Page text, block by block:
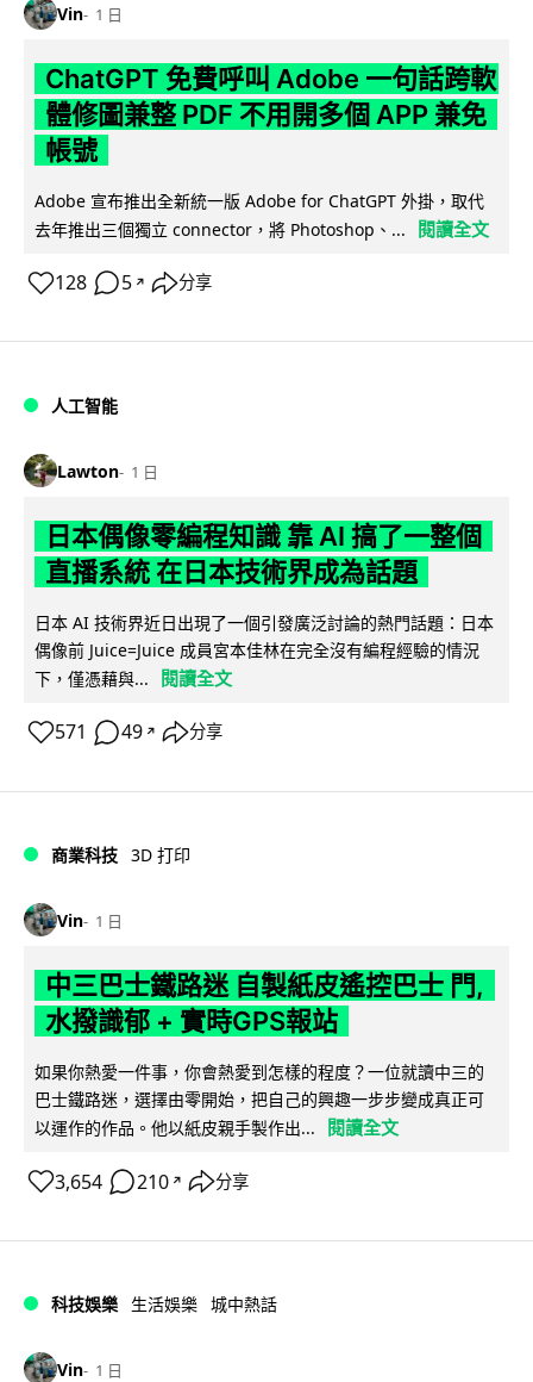
Vin 1 日
ChatGPT 免費呼叫 Adobe 一句話跨軟
體修圖兼整 PDF 不用開多個 APP 兼免
帳號
Adobe 宣布推出全新統一版 Adobe for ChatGPT 外掛，取代
去年推出三個獨立 connector，將 Photoshop、...
閱讀全文
128 5 ↗ 分享
人工智能
Lawton 1 日
日本偶像零編程知識 靠 AI 搞了一整個
直播系統 在日本技術界成為話題
日本 AI 技術界近日出現了一個引發廣泛討論的熱門話題：日本
偶像前 Juice=Juice 成員宮本佳林在完全沒有編程經驗的情況
下，僅憑藉與...
閱讀全文
571 49 ↗ 分享
商業科技 3D 打印
Vin 1 日
中三巴士鐵路迷 自製紙皮遙控巴士 門,
水撥識郁 + 實時GPS報站
如果你熱愛一件事，你會熱愛到怎樣的程度？一位就讀中三的
巴士鐵路迷，選擇由零開始，把自己的興趣一步步變成真正可
以運作的作品。他以紙皮親手製作出...
閱讀全文
3,654 210 ↗ 分享
科技娛樂 生活娛樂 城中熱話
Vin 1 日